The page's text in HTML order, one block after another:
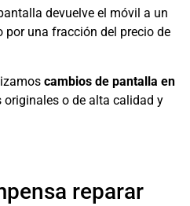
devuelve el móvil a un
una fracción del precio de
cambios de pantalla en
originales o de alta calidad y
reparar